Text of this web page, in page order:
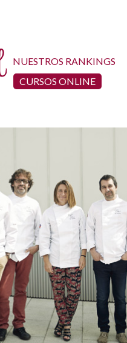
NUESTROS RANKINGS
CURSOS ONLINE